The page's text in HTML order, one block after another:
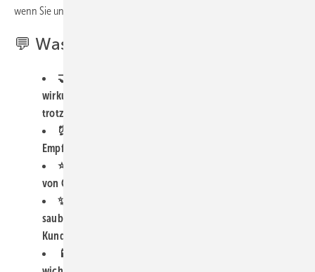
wenn Sie uns weiterempfehlen würden."
💬 Was erwartet Sie in Folge 42?
🤝 Der Vertrauensfaktor: Warum Weiterempfehlungen
wirkungsvoller sind als klassische Werbung – und
trotzdem vernachlässigt werden
⏰ Timing ist alles: Wann der perfekte Moment für die
Empfehlungsbitte ist und wie Sie ihn erkennen
⭐ Google vs. Authentizität: Wie Professionalisierung
von Online-Bewertungen deren Aussagekraft beeinflusst
✨ Empfehlungsfähige Momente schaffen: Von der
sauberen Baustelle bis zum freundlichen Monteur – was
Kunden begeistert
📱 Plattform-Strategien: Welche Kanäle wirklich